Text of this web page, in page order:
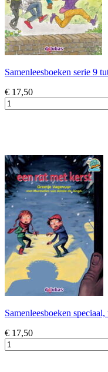
Samenleesboeken serie 9
€ 17,50
Samenleesboeken
€ 17,50